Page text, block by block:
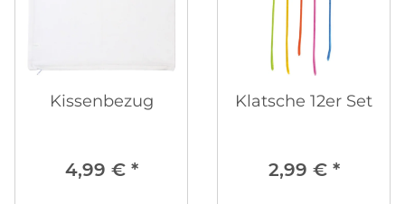
Kissenbezug
4,99 € *
Klatsche 12er Set
2,99 € *